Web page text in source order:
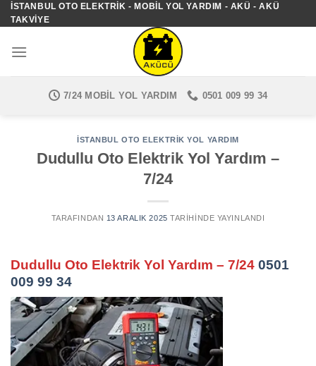
İçeriğe
atla
İSTANBUL OTO ELEKTRIK - MOBIL YOL YARDIM - AKÜ - AKÜ
TAKVIYE
7/24 MOBIL YOL YARDIM 0501 009 99 34
İSTANBUL OTO ELEKTRIK YOL YARDIM
Dudullu Oto Elektrik Yol Yardım –
7/24
TARAFINDAN 13 ARALIK 2025 TARIHINDE YAYINLANDI
Dudullu Oto Elektrik Yol Yardım – 7/24 0501
009 99 34